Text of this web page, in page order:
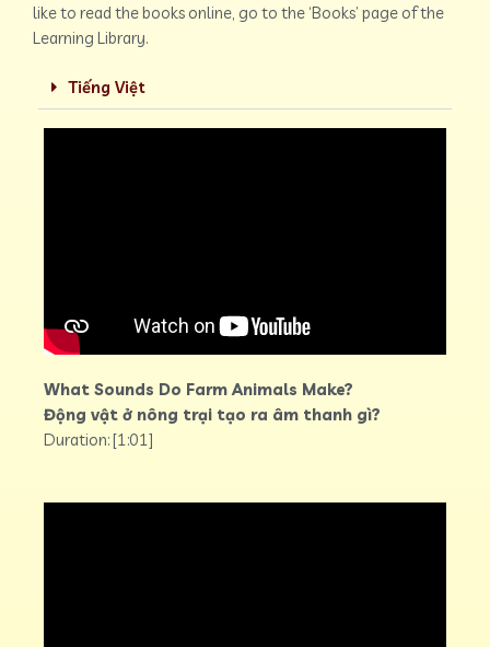
like to read the books online, go to the ‘Books’ page of the
Learning Library.
Tiếng Việt
What Sounds Do Farm Animals Make?
Động vật ở nông trại tạo ra âm thanh gì?
Duration: [1:01]